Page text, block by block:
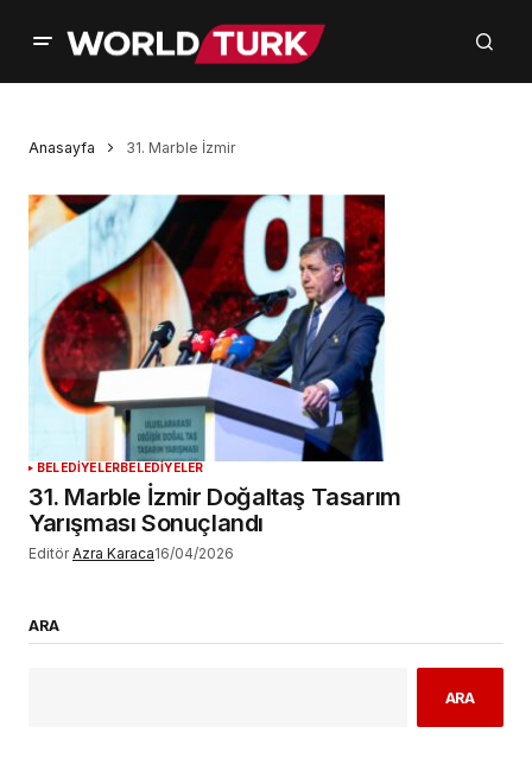
Anasayfa 31. Marble İzmir
BELEDİYELERBELEDİYELER
31. Marble İzmir Doğaltaş Tasarım
Yarışması Sonuçlandı
Editör Azra Karaca16/04/2026
ARA
ARA